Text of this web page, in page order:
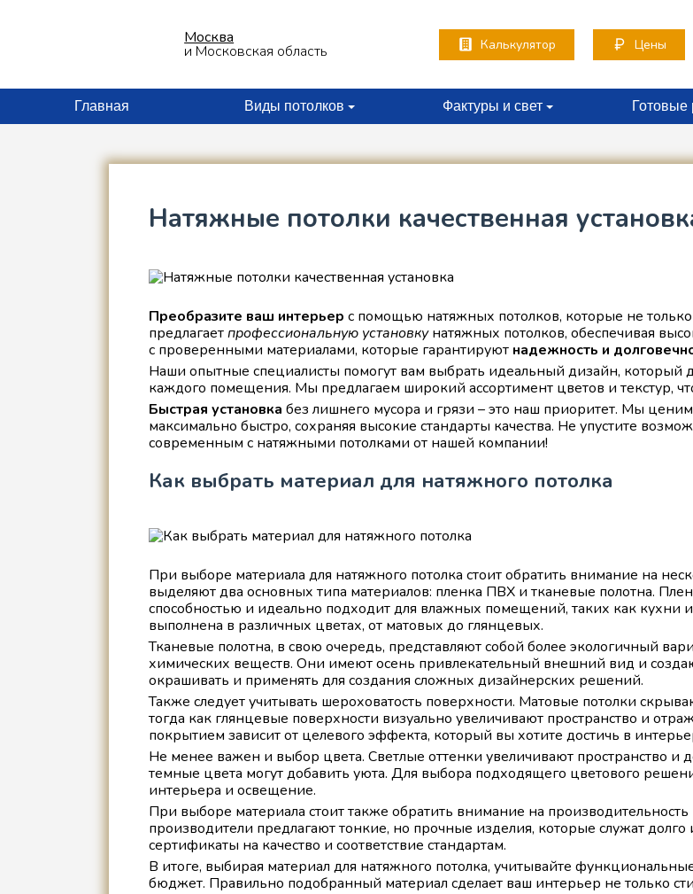
Отправьте заявку
менеджер свяжется с Вами
Даю согласие на обработку
персональных данных
Москва
и Московская область Калькулятор Цены
Главная Виды потолков Фактуры и свет
Натяжные потолки качественная
Преобразите ваш интерьер с помощью натяжных потолков, которые не
предлагаетпрофессиональную установкунатяжных потолков, обеспечивая
с проверенными материалами, которые гарантируют надежность и
Наши опытные специалисты помогут вам выбрать идеальный дизайн, который
каждого помещения. Мы предлагаем широкий ассортимент цветов и текстур,
Быстрая установка без лишнего мусора и грязи – это наш приоритет. Мы
максимально быстро, сохраняя высокие стандарты качества. Не упустите
современным с натяжными потолками от нашей компании!
Как выбрать материал для натяжного потолка
При выборе материала для натяжного потолка стоит обратить внимание на
выделяют два основных типа материалов: пленка ПВХ и тканевые полотна.
способностью и идеально подходит для влажных помещений, таких как кухни
выполнена в различных цветах, от матовых до глянцевых.
Тканевые полотна, в свою очередь, представляют собой более экологичный
химических веществ. Они имеют осень привлекательный внешний вид и
окрашивать и применять для создания сложных дизайнерских решений.
Также следует учитывать шероховатость поверхности. Матовые потолки
тогда как глянцевые поверхности визуально увеличивают пространство и
покрытием зависит от целевого эффекта, который вы хотите достичь в
Не менее важен и выбор цвета. Светлые оттенки увеличивают пространство и
темные цвета могут добавить уюта. Для выбора подходящего цветового
интерьера и освещение.
При выборе материала стоит также обратить внимание на
производители предлагают тонкие, но прочные изделия, которые служат
сертификаты на качество и соответствие стандартам.
В итоге, выбирая материал для натяжного потолка, учитывайте
бюджет. Правильно подобранный материал сделает ваш интерьер не только